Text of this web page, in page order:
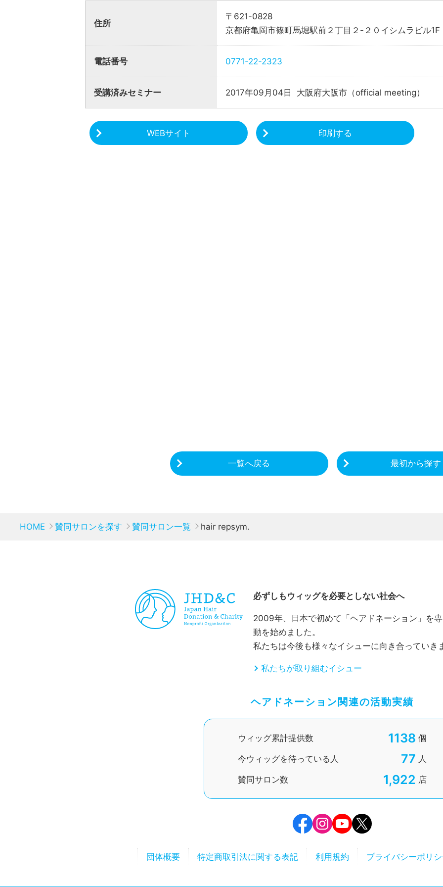
住所
〒621-0828
京都府亀岡市篠町馬堀駅前２丁目２-２０イシムラビル1F
電話番号 0771-22-2323
受講済みセミナー 2017年09月04日 大阪府大阪市（official meeting）
WEBサイト 印刷する
一覧へ戻る 最初から探す
HOME 賛同サロンを探す 賛同サロン一覧 hair repsym.
必ずしもウィッグを必要としない社会へ
2009年、日本で初めて「ヘアドネーション」を
動を始めました。
私たちは今後も様々なイシューに向き合っていき
私たちが取り組むイシュー
ヘアドネーション関連の活動実績
ウィッグ累計提供数 1138 個
今ウィッグを待っている人 77 人
賛同サロン数 1,922 店
団体概要 特定商取引法に関する表記 利用規約 プライバシーポリ